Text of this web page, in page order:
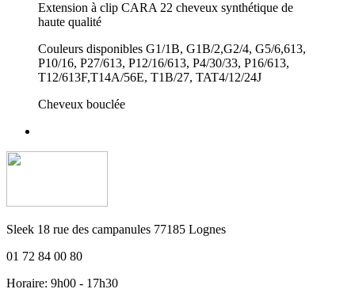
Extension à clip CARA 22 cheveux synthétique de
haute qualité
Couleurs disponibles G1/1B, G1B/2,G2/4, G5/6,613,
P10/16, P27/613, P12/16/613, P4/30/33, P16/613,
T12/613F,T14A/56E, T1B/27, TAT4/12/24J
Cheveux bouclée
Sleek 18 rue des campanules 77185 Lognes
01 72 84 00 80
Horaire: 9h00 - 17h30